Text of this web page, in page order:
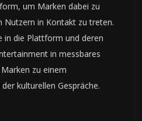
um Marken dabei zu
Nutzern in Kontakt zu treten.
in die Plattform und deren
in messbares
zu einem
kulturellen Gespräche.